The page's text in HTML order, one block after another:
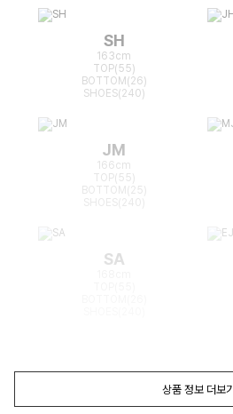
SH
163cm
TOP(55)
BOTTOM(26)
SHOES(240)
JM
166cm
TOP(55)
BOTTOM(25)
SA
상품 정보 더보기